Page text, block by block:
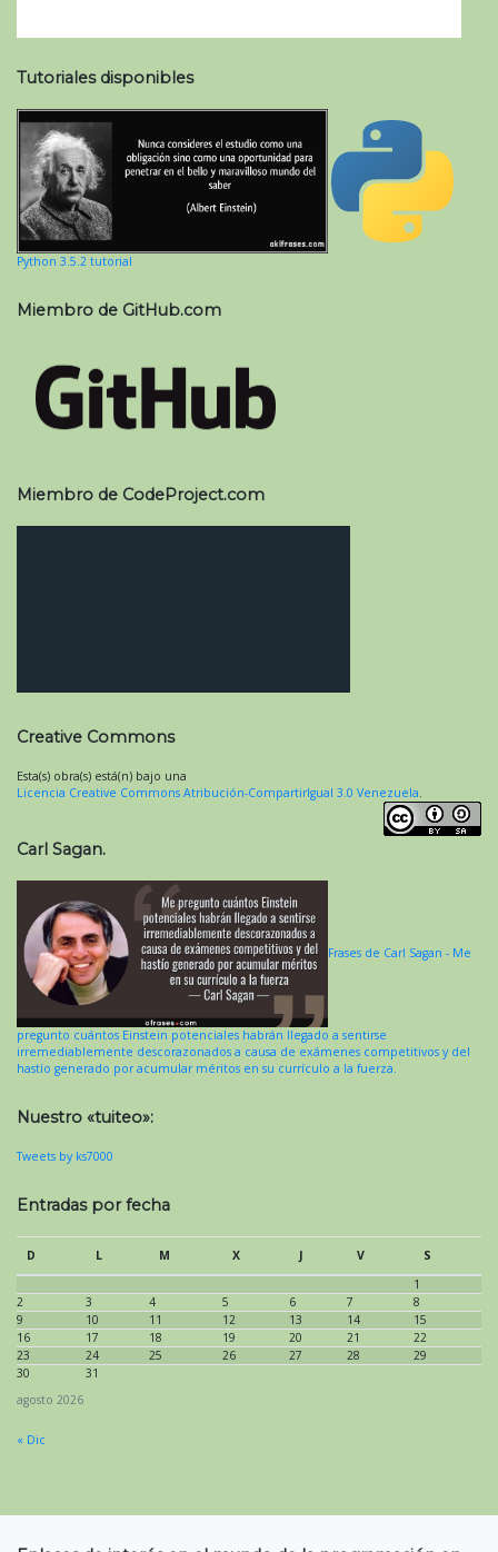
Tutoriales disponibles
Python 3.5.2 tutorial
Miembro de GitHub.com
Miembro de CodeProject.com
Creative Commons
Esta(s) obra(s) está(n) bajo una
Licencia Creative Commons Atribución-CompartirIgual 3.0 Venezuela.
Carl Sagan.
Frases de Carl Sagan - Me
pregunto cuántos Einstein potenciales habrán llegado a sentirse
irremediablemente descorazonados a causa de exámenes competitivos y del
hastío generado por acumular méritos en su currículo a la fuerza.
Nuestro «tuiteo»:
Tweets by ks7000
Entradas por fecha
agosto 2026
D L M X J V
S
1
2
3 4 5 6 7
8
9
10 11 12 13 14
15
16
17 18 19 20 21
22
23
24 25 26 27 28
29
30
31
« Dic